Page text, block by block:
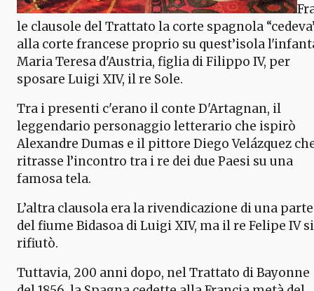
le clausole del Trattato la corte spagnola
alla corte francese proprio su quest’isola
Maria Teresa d'Austria, figlia di Filippo IV, per
sposare Luigi XIV, il re Sole.
Tra i presenti c'erano il conte D'Artagnan, il
leggendario personaggio letterario che ispirò
Alexandre Dumas e il pittore Diego Velázquez
ritrasse l’incontro tra i re dei due Paesi su una
famosa tela.
L’altra clausola era la rivendicazione di una parte
del fiume Bidasoa di Luigi XIV, ma il re Felipe IV si
rifiutò.
Tuttavia, 200 anni dopo, nel Trattato di Bayonne